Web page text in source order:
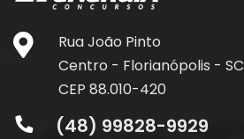
Rua João Pinto
Centro - Florianópolis - SC
CEP 88.010-420
(48) 99828-9929